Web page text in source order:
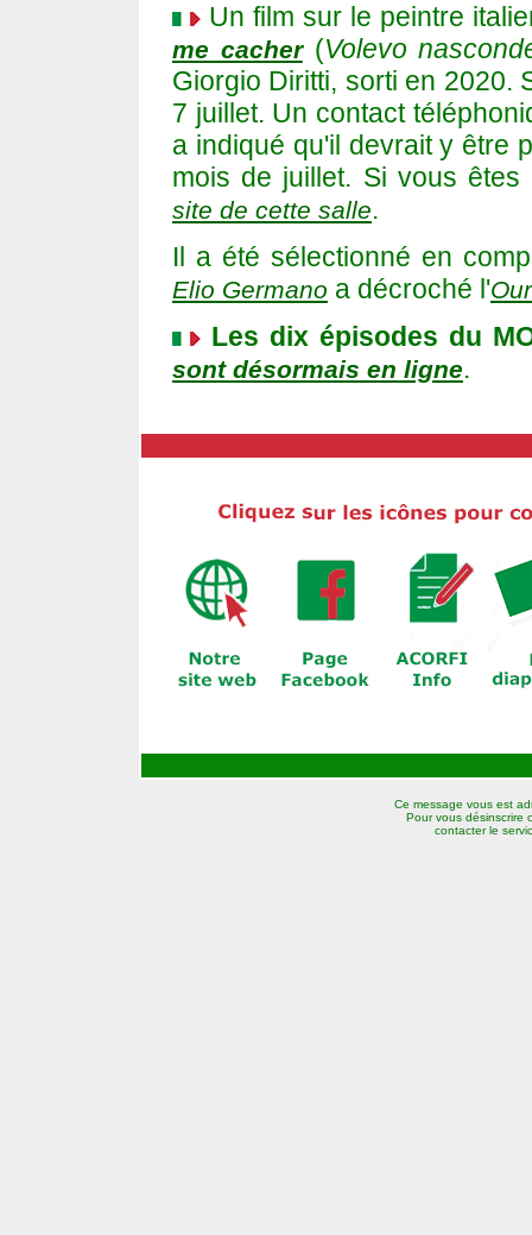
Un film sur le peintre
me cacher(Volevo
Giorgio Diritti, sorti en 2020.
7 juillet. Un contact
a indiqué qu'il devrait y être
mois de juillet. Si vous
site de cette salle.
Il a été sélectionné en
Elio Germano a décroché l'
Les dix épisodes du
sont désormais en ligne.
Ce message vous est
Pour vous désinscrire
contacter le